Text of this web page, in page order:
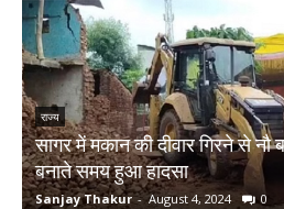
राज्य
राजस्‍थान में दिल्ली-मुंबई
ऋषिकेश से लौट रहे चार लोगों की मौत
Sanjay Thakur - August 4, 2024